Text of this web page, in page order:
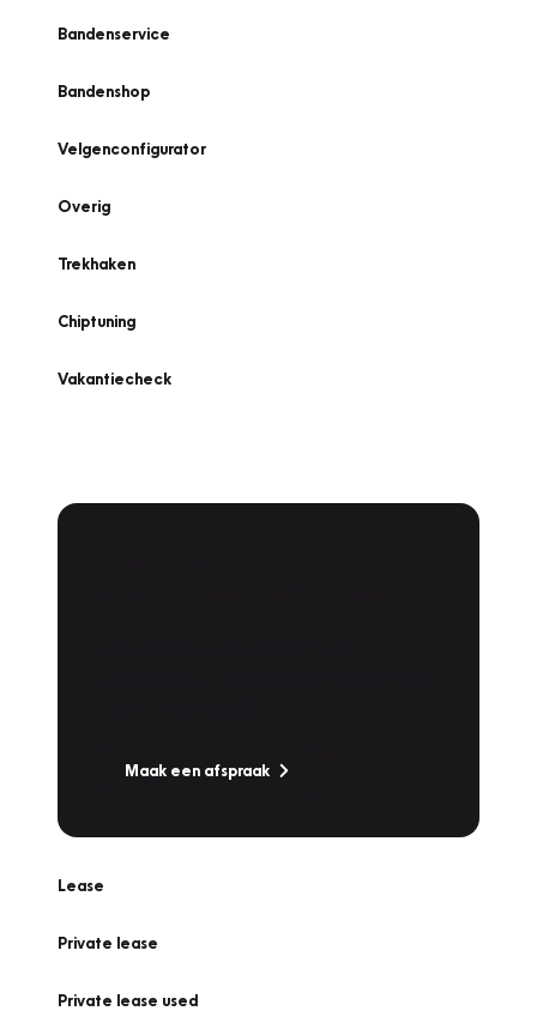
Bandenservice
Bandenshop
Velgenconfigurator
Overig
Trekhaken
Chiptuning
Vakantiecheck
Maak een afspraak
Lease
Private lease
Private lease used